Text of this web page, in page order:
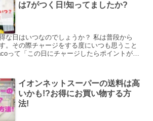
は7がつく日!知ってましたか?
な日はいつなのでしょうか？ 私は普段から
。その際チャージをする度にいつも思うこと
って「この日にチャージしたらポイントがも
イオンネットスーパーの送料は高
いかも!?お得にお買い物する方
法!